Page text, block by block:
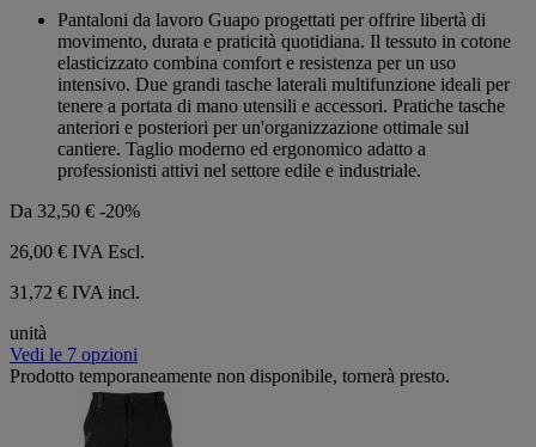
Pantaloni da lavoro Guapo progettati per offrire libertà di
movimento, durata e praticità quotidiana. Il tessuto in cotone
elasticizzato combina comfort e resistenza per un uso
intensivo. Due grandi tasche laterali multifunzione ideali per
tenere a portata di mano utensili e accessori. Pratiche tasche
anteriori e posteriori per un'organizzazione ottimale sul
cantiere. Taglio moderno ed ergonomico adatto a
professionisti attivi nel settore edile e industriale.
Da 32,50 € -20%
26,00 € IVA Escl.
31,72 € IVA incl.
unità
Vedi le 7 opzioni
Prodotto temporaneamente non disponibile, tornerà presto.